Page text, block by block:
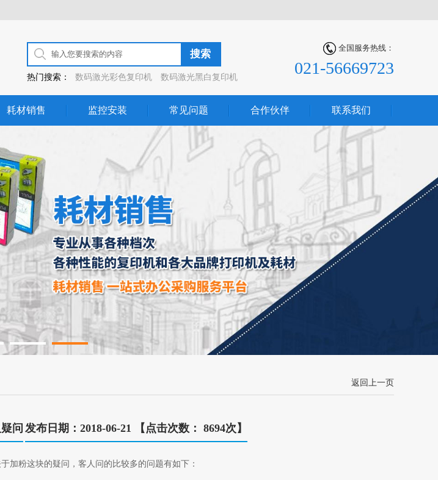
搜索
热门搜索： 数码激光彩色复印机 数码激光黑白复印机
全国服务热线：
021-56669723
耗材销售 监控安装 常见问题 合作伙伴 联系我们
返回上一页
问 发布日期：2018-06-21 【点击次数： 8694次】
加粉这块的疑问，客人问的比较多的问题有如下：